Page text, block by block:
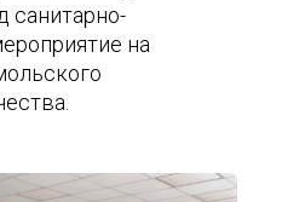
санитарно-
на